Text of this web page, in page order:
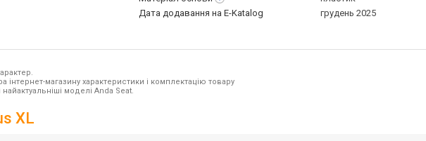
Дата додавання на E-Katalog
грудень 2025
магазину характеристики і комплектацію товару
моделі Anda Seat.
XL